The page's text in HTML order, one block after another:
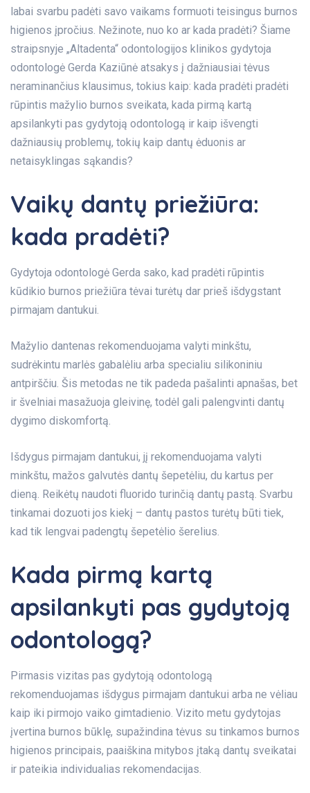
labai svarbu padėti savo vaikams formuoti teisingus burnos
higienos įpročius. Nežinote, nuo ko ar kada pradėti? Šiame
straipsnyje „Altadenta“ odontologijos klinikos gydytoja
odontologė Gerda Kaziūnė atsakys į dažniausiai tėvus
neraminančius klausimus, tokius kaip: kada pradėti pradėti
rūpintis mažylio burnos sveikata, kada pirmą kartą
apsilankyti pas gydytoją odontologą ir kaip išvengti
dažniausių problemų, tokių kaip dantų ėduonis ar
netaisyklingas sąkandis?
Vaikų dantų priežiūra:
kada pradėti?
Gydytoja odontologė Gerda sako, kad pradėti rūpintis
kūdikio burnos priežiūra tėvai turėtų dar prieš išdygstant
pirmajam dantukui.
Mažylio dantenas rekomenduojama valyti minkštu,
sudrėkintu marlės gabalėliu arba specialiu silikoniniu
antpirščiu. Šis metodas ne tik padeda pašalinti apnašas, bet
ir švelniai masažuoja gleivinę, todėl gali palengvinti dantų
dygimo diskomfortą.
Išdygus pirmajam dantukui, jį rekomenduojama valyti
minkštu, mažos galvutės dantų šepetėliu, du kartus per
dieną. Reikėtų naudoti fluorido turinčią dantų pastą. Svarbu
tinkamai dozuoti jos kiekį – dantų pastos turėtų būti tiek,
kad tik lengvai padengtų šepetėlio šerelius.
Kada pirmą kartą
apsilankyti pas gydytoją
odontologą?
Pirmasis vizitas pas gydytoją odontologą
rekomenduojamas išdygus pirmajam dantukui arba ne vėliau
kaip iki pirmojo vaiko gimtadienio. Vizito metu gydytojas
įvertina burnos būklę, supažindina tėvus su tinkamos burnos
higienos principais, paaiškina mitybos įtaką dantų sveikatai
ir pateikia individualias rekomendacijas.